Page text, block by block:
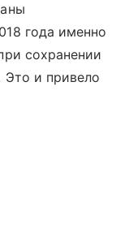
года именно
сохранении
Это и привело